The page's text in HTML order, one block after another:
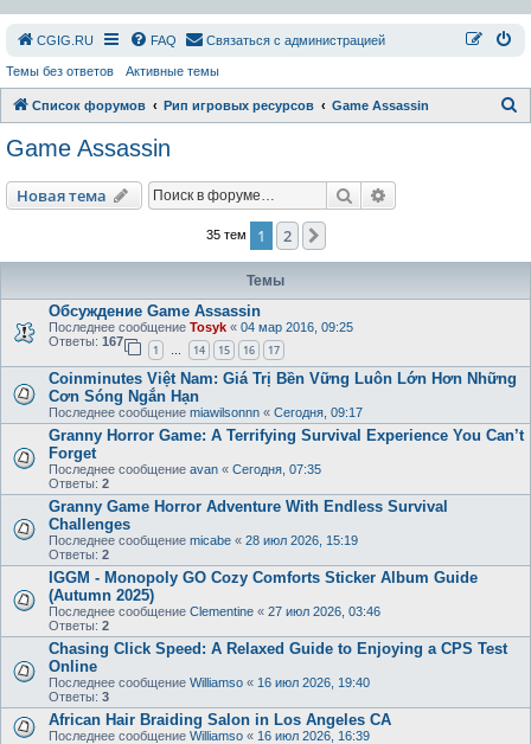
СGIG.RU FAQ Связаться с администрацией
Темы без ответов Активные темы
Список форумов Рип игровых ресурсов Game Assassin
Game Assassin
Новая тема Поиск
35 тем 1 2
Темы
Обсуждение Game Assassin
Последнее сообщение Tosyk « 04 мар 2016, 09:25
Ответы: 167
1 … 14 15 16 17
Coinminutes Việt Nam: Giá Trị Bền Vững Luôn Lớn Hơn Những
Cơn Sóng Ngắn Hạn
Последнее сообщение miawilsonnn « Сегодня, 09:17
Granny Horror Game: A Terrifying Survival Experience You Can’t
Forget
Последнее сообщение avan « Сегодня, 07:35
Ответы: 2
Granny Game Horror Adventure With Endless Survival
Challenges
Последнее сообщение micabe « 28 июл 2026, 15:19
Ответы: 2
IGGM - Monopoly GO Cozy Comforts Sticker Album Guide
(Autumn 2025)
Последнее сообщение Clementine « 27 июл 2026, 03:46
Ответы: 2
Chasing Click Speed: A Relaxed Guide to Enjoying a CPS Test
Online
Последнее сообщение Williamso « 16 июл 2026, 19:40
Ответы: 3
African Hair Braiding Salon in Los Angeles CA
Последнее сообщение Williamso « 16 июл 2026, 16:39